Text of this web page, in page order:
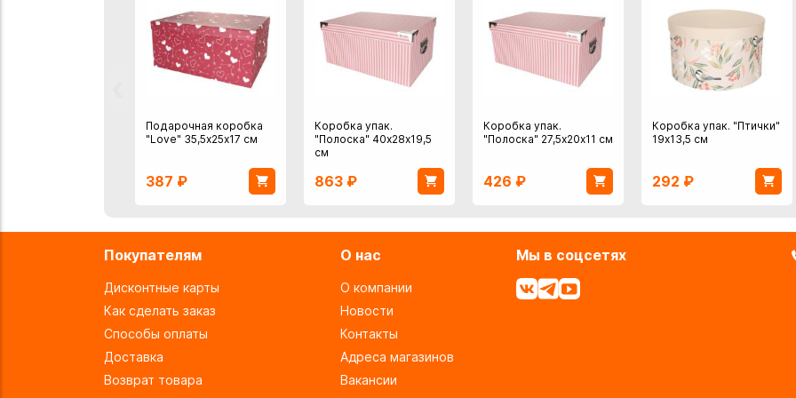
Подарочная коробка
"Love" 35,5х25х17 см
387 ₽
Коробка упак.
"Полоска" 40х28х19,5
см
863 ₽
Коробка упак.
"Полоска" 27,5х20х11 см
426 ₽
Коробка упак. "Птички"
19х13,5 см
292 ₽
Покупателям
Дисконтные карты
Как сделать заказ
Способы оплаты
Доставка
Возврат товара
О нас
О компании
Новости
Контакты
Адреса магазинов
Вакансии
Мы в соцсетях